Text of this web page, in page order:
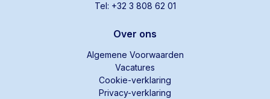
Tel: +32 3 808 62 01
Over ons
Algemene Voorwaarden
Vacatures
Cookie-verklaring
Privacy-verklaring